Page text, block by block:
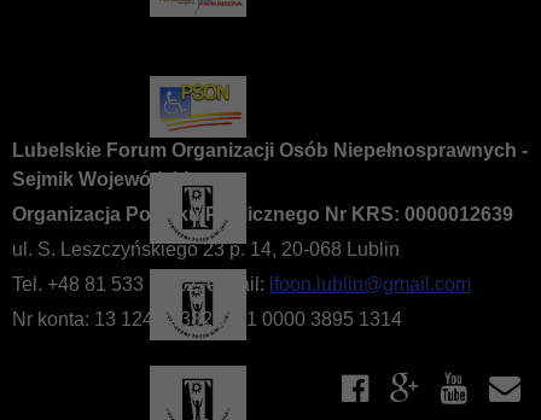
Lubelskie Forum Organizacji Osób Niepełnosprawnych -
Sejmik Wojewódzki
Organizacja Pożytku Publicznego Nr KRS: 0000012639
ul. S. Leszczyńskiego 23 p. 14, 20-068 Lublin
Tel. +48 81 533 10 22, e-mail: lfoon.lublin@gmail.com
Nr konta: 13 1240 2382 1111 0000 3895 1314